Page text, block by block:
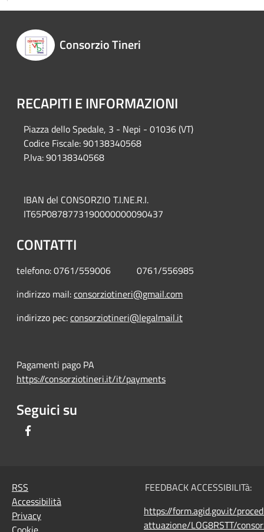
Consorzio Tineri
RECAPITI E INFORMAZIONI
Piazza dello Spedale, 3 - Nepi - 01036 (VT)
Codice Fiscale: 90138340568
P.Iva: 90138340568
IBAN del CONSORZIO T.I.NE.R.I.
IT65P0878773190000000090437
CONTATTI
telefono: 0761/559006 0761/556985
indirizzo mail:consorziotineri@gmail.com
indirizzo pec:consorziotineri@legalmail.it
Pagamenti pago PA
https://consorziotineri.it/it/payments
Seguici su
RSS
Accessibilità
Privacy
FEEDBACK ACCESSIBILITà:
https://form.agid.gov.it/
attuazione/LOG8RSTT/